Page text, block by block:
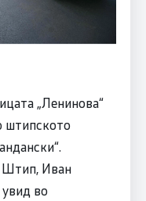
„Ленинова“
штипското
Штип, Иван
во